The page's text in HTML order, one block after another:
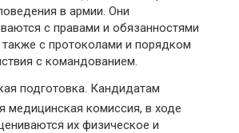
в армии. Они
с правами и обязанностями
также с протоколами и порядком
с командованием.
подготовка. Кандидатам
медицинская комиссия, в ходе
их физическое и